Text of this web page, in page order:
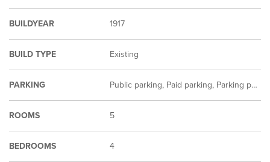
BUILDYEAR 1917
BUILD TYPE Existing
PARKING Public parking, Paid parking, Parking permit
ROOMS 5
BEDROOMS 4